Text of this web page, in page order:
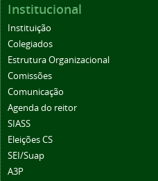
Institucional
Instituição
Colegiados
Estrutura Organizacional
Comissões
Comunicação
Agenda do reitor
SIASS
Eleições CS
SEI/Suap
A3P